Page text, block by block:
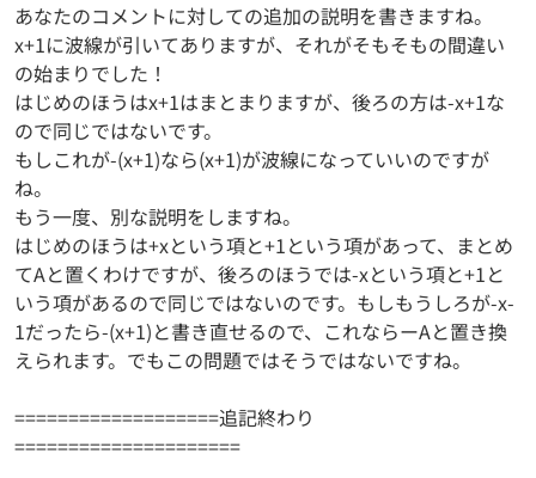
あなたのコメントに対しての追加の説明を書きますね。
x+1に波線が引いてありますが、それがそもそもの間違い
の始まりでした！
はじめのほうはx+1はまとまりますが、後ろの方は-x+1な
ので同じではないです。
もしこれが-(x+1)なら(x+1)が波線になっていいのですが
ね。
もう一度、別な説明をしますね。
はじめのほうは+xという項と+1という項があって、まとめ
てAと置くわけですが、後ろのほうでは-xという項と+1と
いう項があるので同じではないのです。もしもうしろが-x-
1だったら-(x+1)と書き直せるので、これならーAと置き換
えられます。でもこの問題ではそうではないですね。
===================追記終わり
=====================